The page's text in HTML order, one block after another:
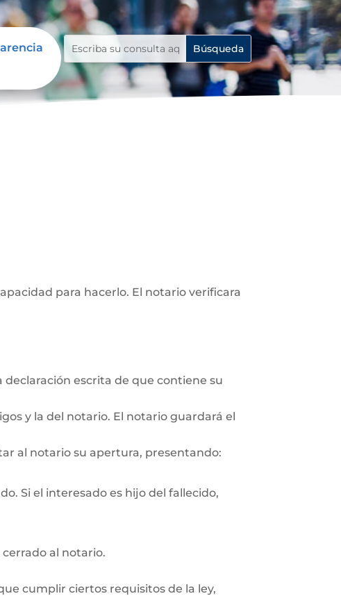
para hacerlo. El notario verificara
escrita de que contiene su
y la del notario. El notario guardará el
al notario su apertura, presentando:
Si el interesado es hijo del fallecido,
al notario.
cumplir ciertos requisitos de la ley,